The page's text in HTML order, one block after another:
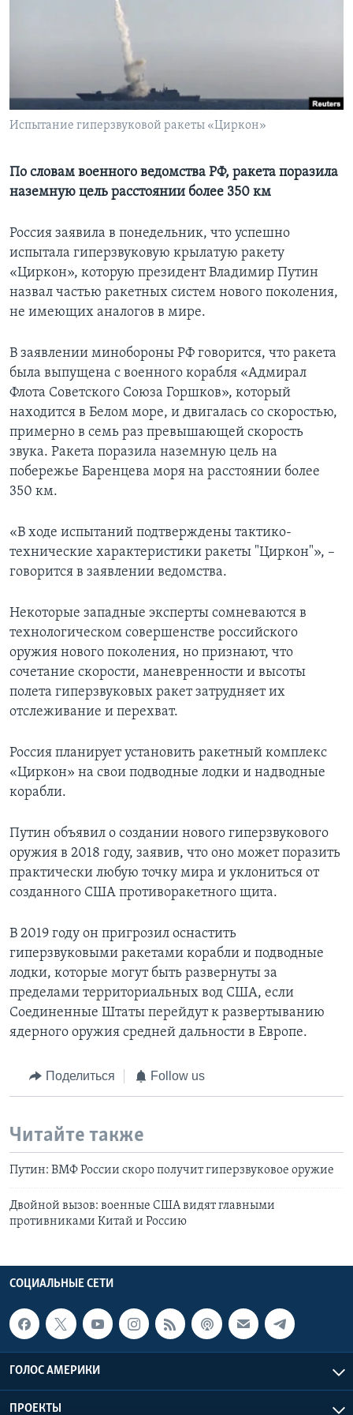
Испытание гиперзвуковой ракеты «Циркон»
По словам военного ведомства РФ, ракета поразила
наземную цель расстоянии более 350 км
Россия заявила в понедельник, что успешно
испытала гиперзвуковую крылатую ракету
«Циркон», которую президент Владимир Путин
назвал частью ракетных систем нового поколения,
не имеющих аналогов в мире.
В заявлении минобороны РФ говорится, что ракета
была выпущена с военного корабля «Адмирал
Флота Советского Союза Горшков», который
находится в Белом море, и двигалась со скоростью,
примерно в семь раз превышающей скорость
звука. Ракета поразила наземную цель на
побережье Баренцева моря на расстоянии более
350 км.
«В ходе испытаний подтверждены тактико-
технические характеристики ракеты "Циркон"», –
говорится в заявлении ведомства.
Некоторые западные эксперты сомневаются в
технологическом совершенстве российского
оружия нового поколения, но признают, что
сочетание скорости, маневренности и высоты
полета гиперзвуковых ракет затрудняет их
отслеживание и перехват.
Россия планирует установить ракетный комплекс
«Циркон» на свои подводные лодки и надводные
корабли.
Путин объявил о создании нового гиперзвукового
оружия в 2018 году, заявив, что оно может поразить
практически любую точку мира и уклониться от
созданного США противоракетного щита.
В 2019 году он пригрозил оснастить
гиперзвуковыми ракетами корабли и подводные
лодки, которые могут быть развернуты за
пределами территориальных вод США, если
Соединенные Штаты перейдут к развертыванию
ядерного оружия средней дальности в Европе.
Поделиться Follow us
Читайте также
Путин: ВМФ России скоро получит гиперзвуковое оружие
Двойной вызов: военные США видят главными
противниками Китай и Россию
СОЦИАЛЬНЫЕ СЕТИ
ГОЛОС АМЕРИКИ
ПРОЕКТЫ